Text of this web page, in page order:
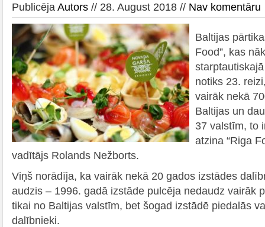
Publicēja Autors // 28. August 2018 // Nav komentāru
Baltijas
Food”, kas
notiks 23.
vairāk nekā
Baltijas un
37 valstīm, to
atzina “Riga
vadītājs Rolands Nežborts.
Viņš norādīja, ka vairāk nekā 20 gados izstādes
audzis – 1996. gadā izstāde pulcēja nedaudz vairāk
tikai no Baltijas valstīm, bet šogad izstādē piedalās
dalībnieki.